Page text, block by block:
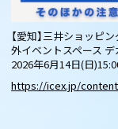
【愛知】三井ショッピ
外イベントスペース デ
2026年6月14日(日
https://icex.jp/